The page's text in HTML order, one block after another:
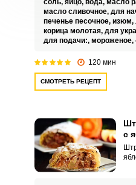
соль, яйцо, вода, масло
масло сливочное, для
печенье песочное, изюм,
корица молотая, для
для подачи:, мороженое,
120 мин
СМОТРЕТЬ РЕЦЕПТ
с